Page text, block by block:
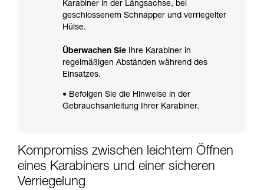
Karabiner in der Längsachse, bei
geschlossenem Schnapper und verriegelter
Hülse.
Überwachen Sie Ihre Karabiner in
regelmäßigen Abständen während des
Einsatzes.
• Befolgen Sie die Hinweise in der
Gebrauchsanleitung Ihrer Karabiner.
Kompromiss zwischen leichtem Öffnen
eines Karabiners und einer sicheren
Verriegelung